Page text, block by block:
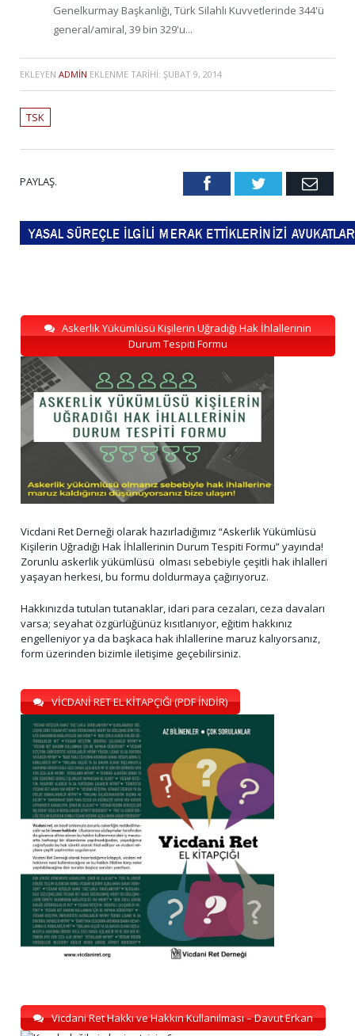
Genelkurmay Başkanlığı, Türk Silahlı Kuvvetlerinde 344'ü
general/amiral, 39 bin 329'u...
EKLEYEN ADMIN EKLENME TARIHI: ŞUBAT 9, 2014
TSK
PAYLAŞ. FacebookTwitter Email
Askerlik Yükümlüsü Kişilerin Uğradığı Hak İhlallerinin
Durum Tespiti Formu
Vicdani Ret Derneği olarak hazırladığımız “Askerlik Yükümlüsü
Kişilerin Uğradığı Hak İhlallerinin Durum Tespiti Formu” yayında!
Zorunlu askerlik yükümlüsü olması sebebiyle çeşitli hak ihlalleri
yaşayan herkesi, bu formu doldurmaya çağırıyoruz.
Hakkınızda tutulan tutanaklar, idari para cezaları, ceza davaları
varsa; seyahat özgürlüğünüz kısıtlanıyor, eğitim hakkınız
engelleniyor ya da başkaca hak ihlallerine maruz kalıyorsanız,
form üzerinden bizimle iletişime geçebilirsiniz.
VİCDANİ RET EL KİTAPÇIĞI (PDF İNDİR)
Vicdani Ret Hakkı ve Hakkın Kullanılması – Davut Erkan